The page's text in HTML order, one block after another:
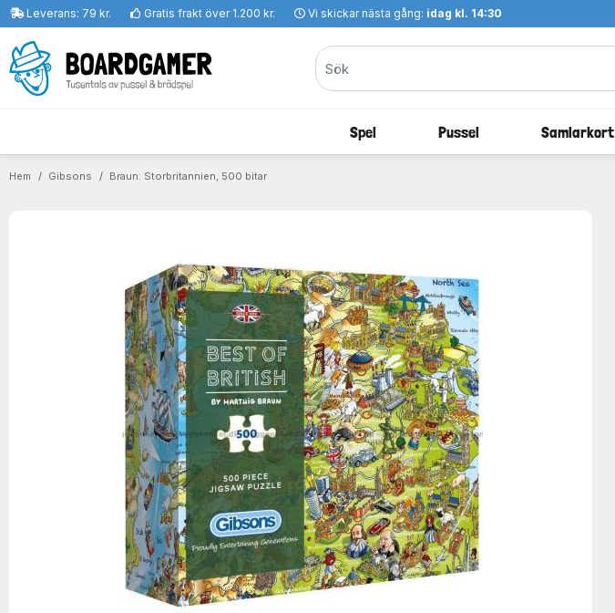
Leverans: 79 kr. Gratis frakt över 1.200 kr. Vi skickar nästa gång: idag kl. 14:30
Spel Pussel Samlarkort
Hem Gibsons Braun: Storbritannien, 500 bitar